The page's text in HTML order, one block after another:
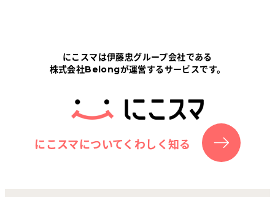
にこスマについて
サポートセンター
お客さまの声
にこスマは伊藤忠グループ会社である
株式会社Belongが運営するサービスです。
にこスマについてくわしく知る